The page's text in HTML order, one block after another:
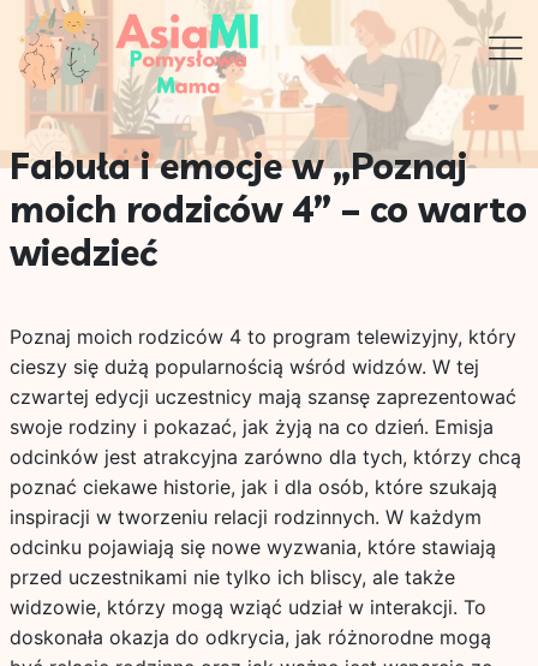
Fabuła i emocje w „Poznaj
moich rodziców 4” – co warto
wiedzieć
Poznaj moich rodziców 4 to program telewizyjny, który
cieszy się dużą popularnością wśród widzów. W tej
czwartej edycji uczestnicy mają szansę zaprezentować
swoje rodziny i pokazać, jak żyją na co dzień. Emisja
odcinków jest atrakcyjna zarówno dla tych, którzy chcą
poznać ciekawe historie, jak i dla osób, które szukają
inspiracji w tworzeniu relacji rodzinnych. W każdym
odcinku pojawiają się nowe wyzwania, które stawiają
przed uczestnikami nie tylko ich bliscy, ale także
widzowie, którzy mogą wziąć udział w interakcji. To
doskonała okazja do odkrycia, jak różnorodne mogą